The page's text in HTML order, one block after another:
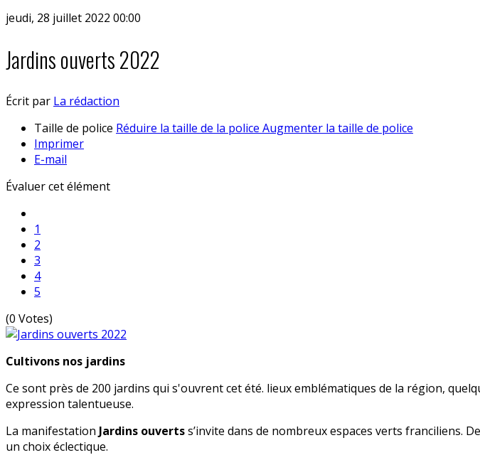
jeudi, 28 juillet 2022 00:00
Jardins ouverts 2022
Écrit par La rédaction
Taille de police Réduire la taille de la police Augmenter la taille de police
Imprimer
E-mail
Évaluer cet élément
1
2
3
4
5
(0 Votes)
Cultivons nos jardins
Ce sont près de 200 jardins qui s'ouvrent cet été. lieux emblématiques de la région,
expression talentueuse.
La manifestation Jardins ouvertss’invite dans de nombreux espaces verts franciliens.
un choix éclectique.